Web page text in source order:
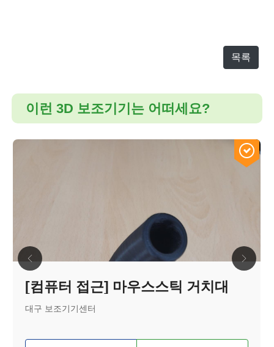
목록
이런 3D 보조기기는 어떠세요?
[컴퓨터 접근] 마우스스틱 거치대
대구 보조기기센터